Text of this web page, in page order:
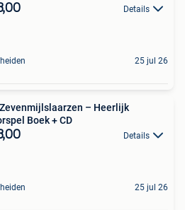
Details
25 jul 26
– Heerlijk
Boek + CD
Details
25 jul 26